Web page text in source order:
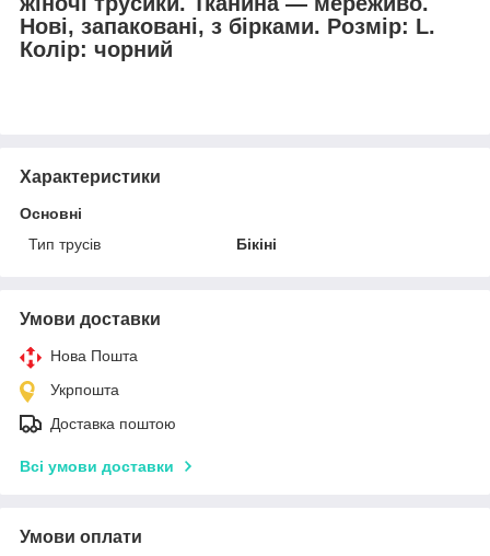
Нові, запаковані, з бірками. Розмір: L.
Колір: чорний
Характеристики
Основні
Тип трусів
Бікіні
Умови доставки
Нова Пошта
Укрпошта
Доставка поштою
Всі умови доставки
Умови оплати